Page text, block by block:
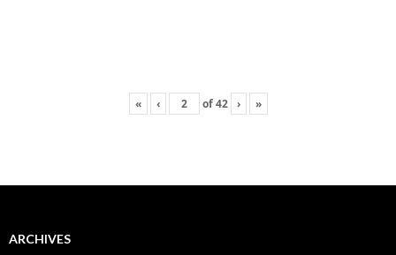
« ‹ of42 › »
ARCHIVES